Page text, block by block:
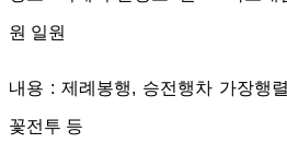
원 일원
내용 : 제례봉행, 승전행차 가장행렬
꽃전투 등